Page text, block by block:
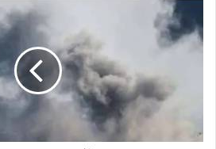
میں
اسرائیلی
24